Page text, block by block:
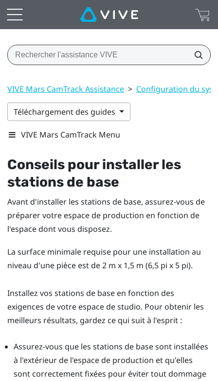
VIVE Mars CamTrack Assistance > Configuration du
Téléchargement des guides
VIVE Mars CamTrack Menu
Conseils pour installer les
stations de base
Avant d'installer les stations de base, assurez-vous de
préparer votre espace de production en fonction de
l'espace dont vous disposez.
La surface minimale requise pour une installation au
niveau d'une pièce est de 2 m x 1,5 m (6,5 pi x 5 pi).
Installez vos stations de base en fonction des
exigences de votre espace de studio. Pour obtenir les
meilleurs résultats, gardez ce qui suit à l'esprit :
Assurez-vous que les stations de base sont installées
à l'extérieur de l'espace de production et qu'elles
sont correctement fixées pour éviter tout dommage